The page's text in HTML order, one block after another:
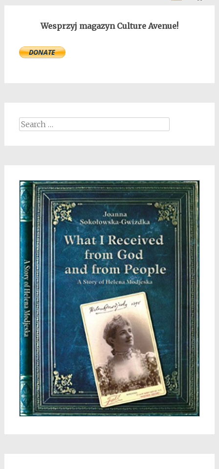
Wesprzyj magazyn Culture Avenue!
Search
for: